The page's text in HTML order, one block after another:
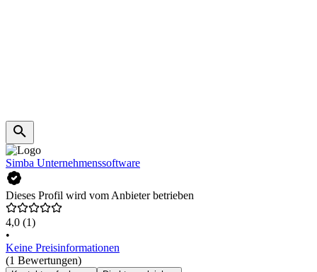
Simba Unternehmenssoftware
Dieses Profil wird vom Anbieter betrieben
4,0 (1)
•
Keine Preisinformationen
(1 Bewertungen)